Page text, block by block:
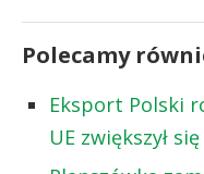
Polecamy
Eksport Polski
UE zwiększył